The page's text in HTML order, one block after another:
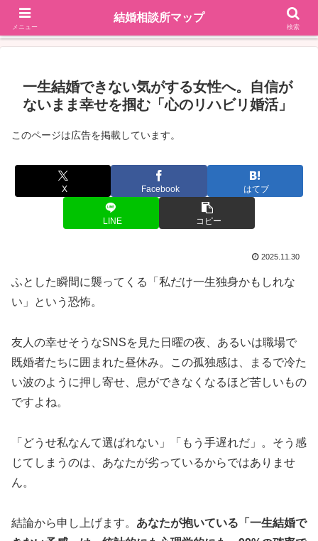
掲載依頼はこちら
一生結婚できない気がする女性へ。自信が
ないまま幸せを掴む「心のリハビリ婚活」
このページは広告を掲載しています。
X Facebook はてブ
LINE コピー
2025.11.30
ふとした瞬間に襲ってくる「私だけ一生独身かもしれな
い」という恐怖。
友人の幸せそうなSNSを見た日曜の夜、あるいは職場で
既婚者たちに囲まれた昼休み。この孤独感は、まるで冷た
い波のように押し寄せ、息ができなくなるほど苦しいもの
ですよね。
「どうせ私なんて選ばれない」「もう手遅れだ」。そう感
じてしまうのは、あなたが劣っているからではありませ
ん。
結論から申し上げます。 あなたが抱いている「一生結婚で
メニュー
結婚相談所マップ
検索